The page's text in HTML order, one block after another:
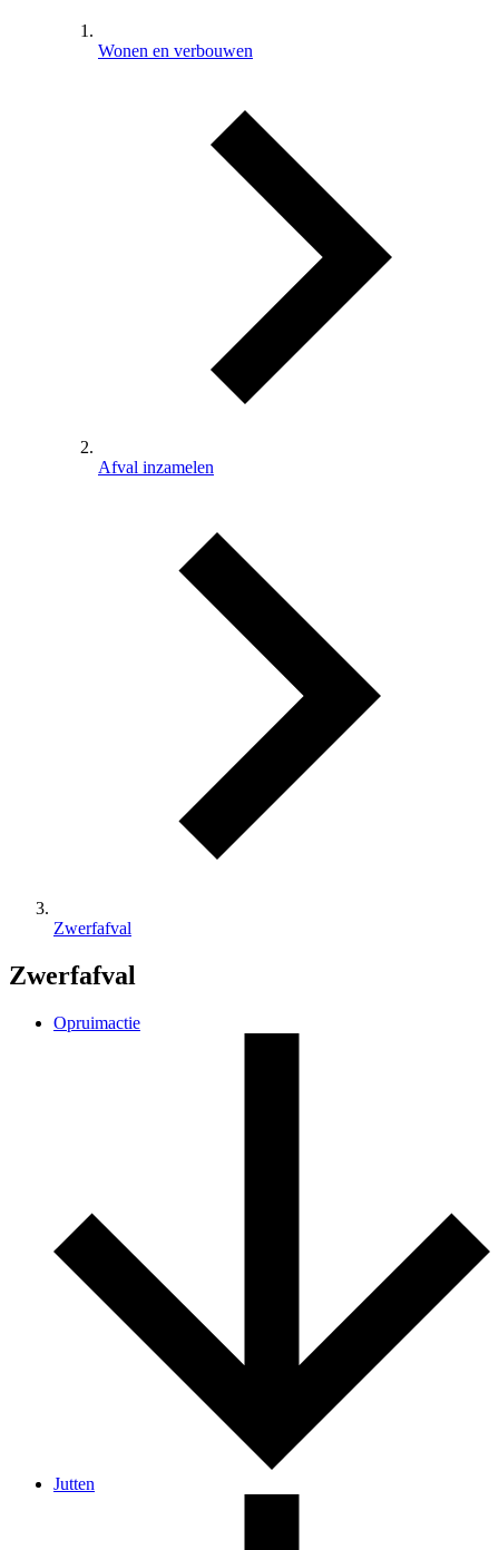
Wonen en verbouwen
Afval inzamelen
Zwerfafval
Zwerfafval
Opruimactie
Jutten